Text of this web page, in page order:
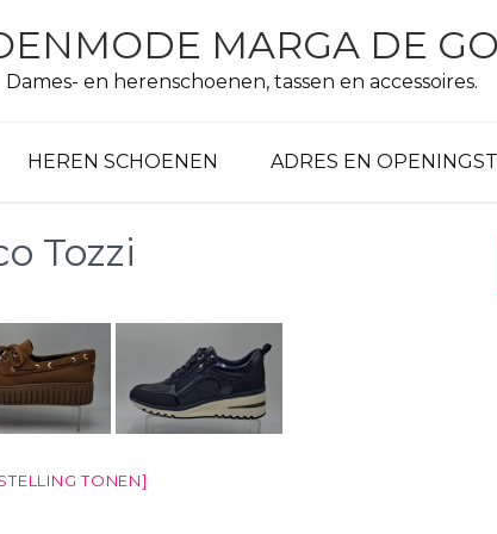
MARGA DE
Dames- en herenschoenen, tassen en accessoires.
HEREN SCHOENEN ADRES EN
Tozzi
TONEN]